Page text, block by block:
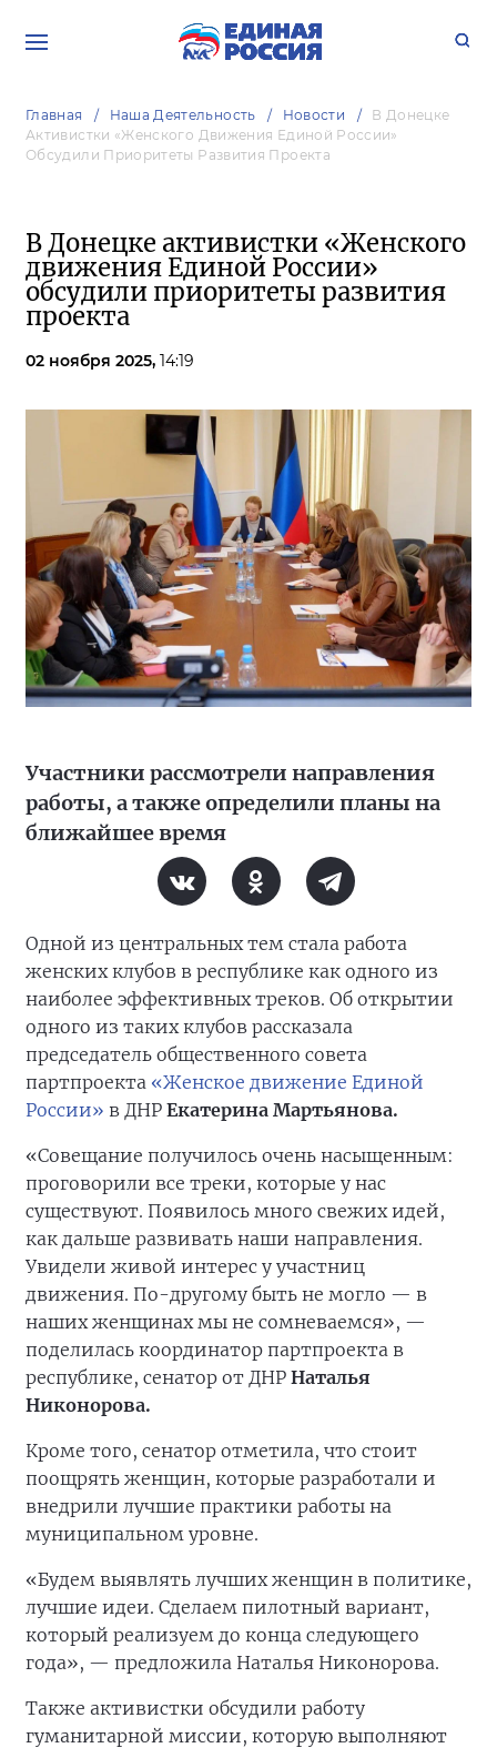
Главная Наша Деятельность Новости
В Донецке
Активистки «Женского Движения Единой России»
Обсудили Приоритеты Развития Проекта
В Донецке активистки «Женского
движения Единой России»
обсудили приоритеты развития
проекта
02 ноября 2025, 14:19
Участники рассмотрели направления
работы, а также определили планы на
ближайшее время
Одной из центральных тем стала работа
женских клубов в республике как одного из
наиболее эффективных треков. Об открытии
одного из таких клубов рассказала
председатель общественного совета
партпроекта «Женское движение Единой
России» в ДНР Екатерина Мартьянова.
«Совещание получилось очень насыщенным:
проговорили все треки, которые у нас
существуют. Появилось много свежих идей,
как дальше развивать наши направления.
Увидели живой интерес у участниц
движения. По-другому быть не могло — в
наших женщинах мы не сомневаемся», —
поделилась координатор партпроекта в
республике, сенатор от ДНР Наталья
Никонорова.
Кроме того, сенатор отметила, что стоит
поощрять женщин, которые разработали и
внедрили лучшие практики работы на
муниципальном уровне.
«Будем выявлять лучших женщин в политике,
лучшие идеи. Сделаем пилотный вариант,
который реализуем до конца следующего
года», — предложила Наталья Никонорова.
Также активистки обсудили работу
гуманитарной миссии, которую выполняют